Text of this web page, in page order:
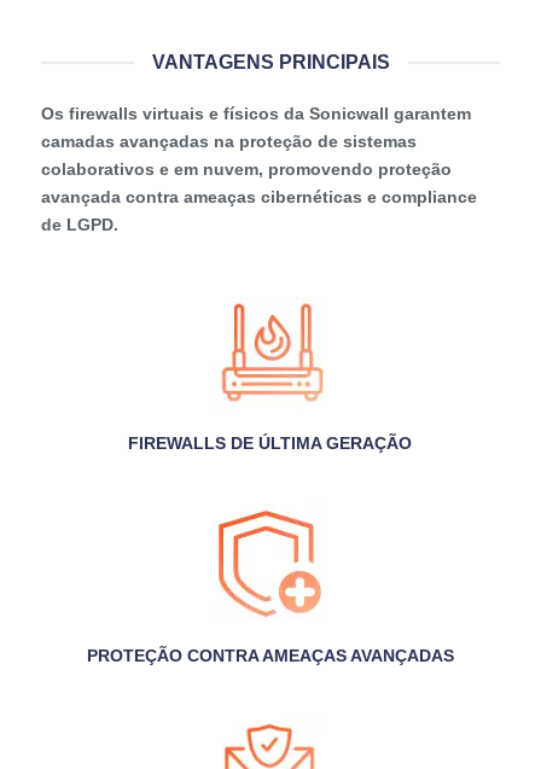
VANTAGENS PRINCIPAIS
Os firewalls virtuais e físicos da Sonicwall garantem
camadas avançadas na proteção de sistemas
colaborativos e em nuvem, promovendo proteção
avançada contra ameaças cibernéticas e compliance
de LGPD.
FIREWALLS DE ÚLTIMA GERAÇÃO
PROTEÇÃO CONTRA AMEAÇAS AVANÇADAS